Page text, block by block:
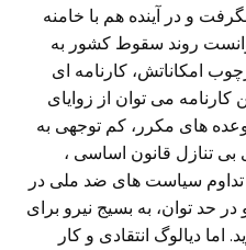
و در آینده هم با خامنه
روند سقوط کشور به
امکاناتش، کارنامه ای
کارنامه می توان از زوایای
های مکرر، کم توجهی به
بی تنازل قانون اساسی ،
تداوم سیاست های ضد ملی در
حد توان، به بسیج نیرو برای
اما دیالوگ انتقادی و کار